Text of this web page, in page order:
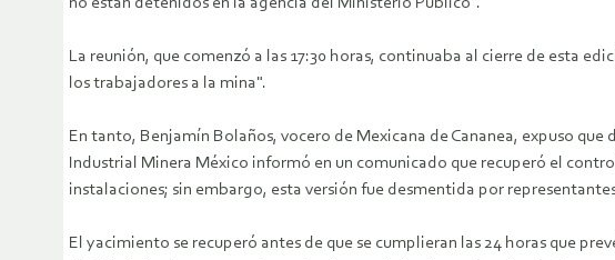
La reunión, que comenzó a las 17:30 horas, continuaba al cierre de esta
los trabajadores a la mina".
En tanto, Benjamín Bolaños, vocero de Mexicana de Cananea, expuso
Industrial Minera México informó en un comunicado que recuperó el
instalaciones; sin embargo, esta versión fue desmentida por
El yacimiento se recuperó antes de que se cumplieran las 24 horas que